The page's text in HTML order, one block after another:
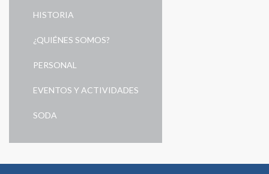
HISTORIA
¿QUIÉNES SOMOS?
PERSONAL
EVENTOS Y ACTIVIDADES
SODA